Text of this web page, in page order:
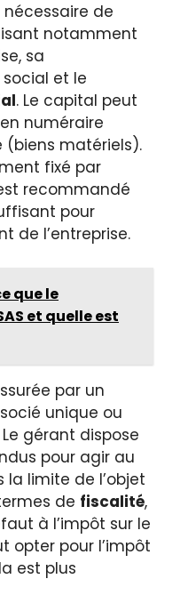
nécessaire de
notamment
sa
et le
. Le capital peut
numéraire
matériels).
fixé par
recommandé
pour
de l’entreprise.
que le
et quelle est
par un
unique ou
gérant dispose
pour agir au
la limite de l’objet
de fiscalité,
à l’impôt sur le
opter pour l’impôt
est plus